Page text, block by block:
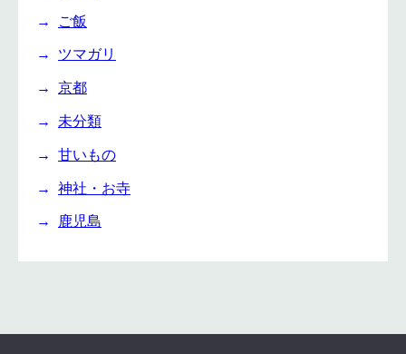
ご飯
ツマガリ
京都
未分類
甘いもの
神社・お寺
鹿児島